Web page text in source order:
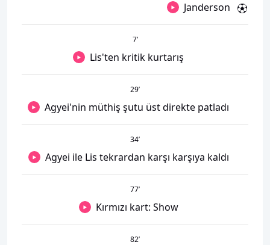
Janderson
7’
Lis'ten kritik kurtarış
29’
Agyei'nin müthiş şutu üst direkte patladı
34’
Agyei ile Lis tekrardan karşı karşıya kaldı
77’
Kırmızı kart: Show
82’